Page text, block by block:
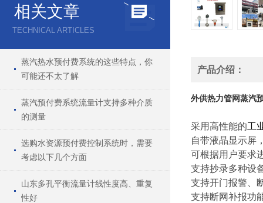
相关文章
TECHNICAL ARTICLES
蒸汽热水预付费系统的这些特点，你
可能还不太了解
蒸汽预付费系统流量计支持多种介质
的测量
选购水资源预付费控制系统时，需要
考虑以下几个方面
山东多孔平衡流量计线性度高、重复
性好
产品介绍：
外供热力管网蒸汽
采用高性能的工
自带液晶显示屏
可根据用户要求
支持抄录多种设
支持开门报警、
支持断网补报功